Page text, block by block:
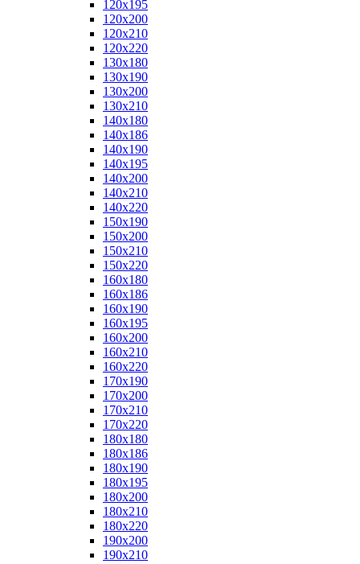
120x195
120x200
120x210
120x220
130x180
130x190
130x200
130x210
140x180
140x186
140x190
140x195
140x200
140x210
140x220
150x190
150x200
150x210
150x220
160x180
160x186
160x190
160x195
160x200
160x210
160x220
170x190
170x200
170x210
170x220
180x180
180x186
180x190
180x195
180x200
180x210
180x220
190x200
190x210